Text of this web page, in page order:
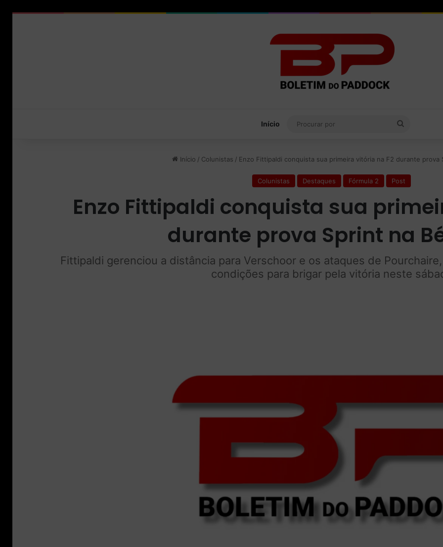
Início
Início / Colunistas / Enzo Fittipaldi conquista sua primeira vitória na F2 durante prova
Colunistas Destaques Fórmula 2 Post
Enzo Fittipaldi conquista sua
durante prova Sprint na
Fittipaldi gerenciou a distância para Verschoor e os ataques de
condições para brigar pela vitória neste